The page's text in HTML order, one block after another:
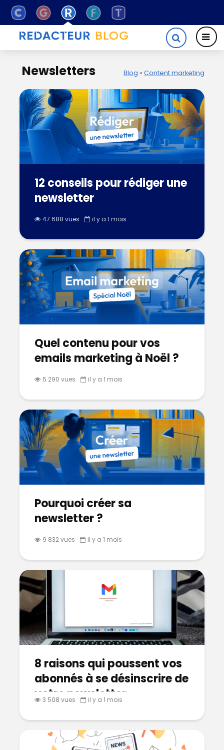
Newsletters Blog » Content marketing
12 conseils pour rédiger une
newsletter
47 688 vues il y a 1 mois
Quel contenu pour vos
emails marketing à Noël ?
5 290 vues il y a 1 mois
Pourquoi créer sa
newsletter ?
9 832 vues il y a 1 mois
8 raisons qui poussent vos
abonnés à se désinscrire de
votre newsletter
3 508 vues il y a 1 mois